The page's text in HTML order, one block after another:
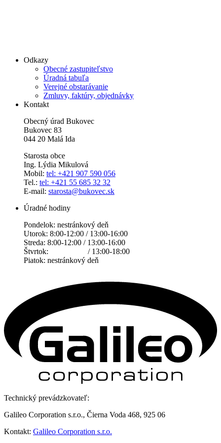
Odkazy
Obecné zastupiteľstvo
Úradná tabuľa
Verejné obstarávanie
Zmluvy, faktúry, objednávky
Kontakt
Obecný úrad Bukovec
Bukovec 83
044 20 Malá Ida
Starosta obce
Ing. Lýdia Mikulová
Mobil: tel: +421 907 590 056
Tel.: tel: +421 55 685 32 32
E-mail: starosta@bukovec.sk
Úradné hodiny
Pondelok: nestránkový deň
Utorok: 8:00-12:00 / 13:00-16:00
Streda: 8:00-12:00 / 13:00-16:00
Štvrtok: / 13:00-18:00
Piatok: nestránkový deň
Technický prevádzkovateľ:
Galileo Corporation s.r.o., Čierna Voda 468, 925 06
Kontakt: Galileo Corporation s.r.o.